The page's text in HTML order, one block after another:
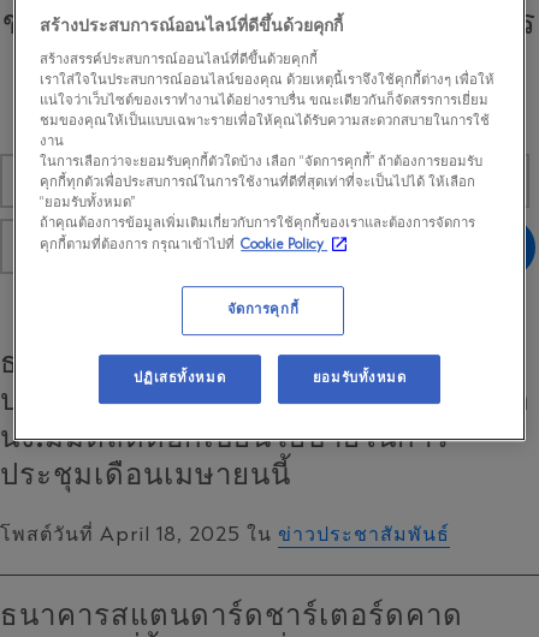
ข่าวและประกาศล่าสุดจากธนาคาร
ติดตามข่าวล่าสุดและค้นหาข่าวเก่า
ธนาคารสแตนดาร์ดชาร์เตอร์ดปรับลด
ประมาณการเศรษฐกิจไทยปี 2568 คาดก
นง.มีมติลดดอกเบี้ยนโยบายในการ
ประชุมเดือนเมษายนนี้
โพสต์วันที่ April 18, 2025 ใน ข่าวประชาสัมพันธ์
ธนาคารสแตนดาร์ดชาร์เตอร์ดคาด
สร้างประสบการณ์ออนไลน์ที่ดีขึ้นด้วยคุกกี้
สร้างสรรค์ประสบการณ์ออนไลน์ที่ดีขึ้นด้วยคุกกี้
เราใส่ใจในประสบการณ์ออนไลน์ของคุณ ด้วยเหตุนี้เราจึงใช้คุกกี้ต่างๆ เพื่อให้
แน่ใจว่าเว็บไซต์ของเราทำงานได้อย่างราบรื่น ขณะเดียวกันก็จัดสรรการเยี่ยม
ชมของคุณให้เป็นแบบเฉพาะรายเพื่อให้คุณได้รับความสะดวกสบายในการใช้
งาน
ในการเลือกว่าจะยอมรับคุกกี้ตัวใดบ้าง เลือก “จัดการคุกกี้” ถ้าต้องการยอมรับ
คุกกี้ทุกตัวเพื่อประสบการณ์ในการใช้งานที่ดีที่สุดเท่าที่จะเป็นไปได้ ให้เลือก
“ยอมรับทั้งหมด”
ถ้าคุณต้องการข้อมูลเพิ่มเติมเกี่ยวกับการใช้คุกกี้ของเราและต้องการจัดการ
คุกกี้ตามที่ต้องการ กรุณาเข้าไปที่ Cookie Policy
จัดการคุกกี้
ปฏิเสธทั้งหมด ยอมรับทั้งหมด